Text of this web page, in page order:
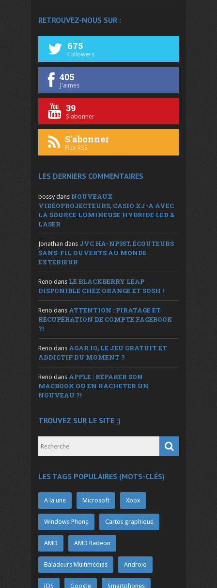
RETROUVEZ-NOUS SUR :
675
Followers
405
J'aimes
39
S'abonner
S'abonner
Flux RSS
LES DERNIERS COMMENTAIRES
bossy dans NOUVEAUX
VIDÉOPROJECTEURS, CASIO XJ-A AVEC
LA SOURCE LUMINEUSE HYBRIDE LED &
LASER
Jonathan dans JVC HA-NP35T, ÉCOUTEURS
SANS-FIL OUVERTS AU MONDE
EXTÉRIEUR
Reno dans LE BLACKBERRY LEAP
DISPONIBLE CHEZ ORANGE ET SOSH !
Reno dans ATTENTION : PIRATAGE ET
RÉCUPÉRATION DE COMPTE FACEBOOK
?!
Reno dans AGAR.IO, LE JEU GRATUIT ET
ADDICTIF DU MOMENT ?
Reno dans APPLE : RÉPARER SON
MACBOOK OU EN RACHETER UN
NOUVEAU ?!
TROUVEZ SUR LE SITE :)
LES TAGS POPULAIRES (MOTS-CLÉS)
A la une Microsoft Xbox
Windows Phone Cartes graphique
AMD AMD Radeon
Baladeurs Multimédias Android
iOS Google Smartphones